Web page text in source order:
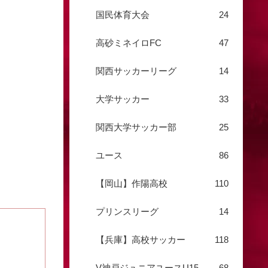
国民体育大会 24
高砂ミネイロFC 47
関西サッカーリーグ 14
大学サッカー 33
関西大学サッカー部 25
ユース 86
【岡山】作陽高校 110
プリンスリーグ 14
【兵庫】高校サッカー 118